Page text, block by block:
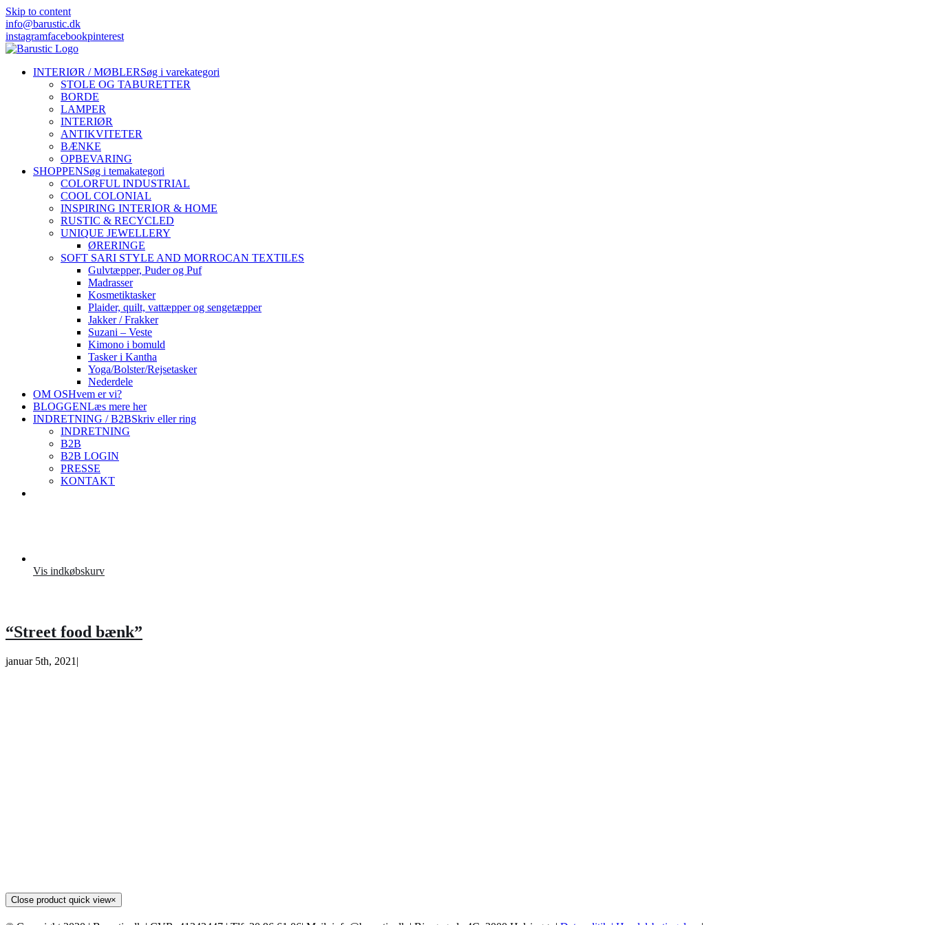
Skip to content
info@barustic.dk
instagramfacebookpinterest
INTERIØR / MØBLERSøg i varekategori
STOLE OG TABURETTER
BORDE
LAMPER
INTERIØR
ANTIKVITETER
BÆNKE
OPBEVARING
SHOPPENSøg i temakategori
COLORFUL INDUSTRIAL
COOL COLONIAL
INSPIRING INTERIOR & HOME
RUSTIC & RECYCLED
UNIQUE JEWELLERY
ØRERINGE
SOFT SARI STYLE AND MORROCAN TEXTILES
Gulvtæpper, Puder og Puf
Madrasser
Kosmetiktasker
Plaider, quilt, vattæpper og sengetæpper
Jakker / Frakker
Suzani – Veste
Kimono i bomuld
Tasker i Kantha
Yoga/Bolster/Rejsetasker
Nederdele
OM OSHvem er vi?
BLOGGENLæs mere her
INDRETNING / B2BSkriv eller ring
INDRETNING
B2B
B2B LOGIN
PRESSE
KONTAKT
Vis indkøbskurv
“Street food bænk”
januar 5th, 2021 |
Close product quick view×